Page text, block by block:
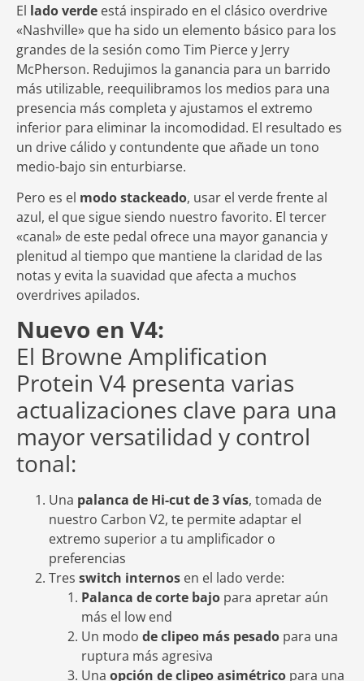
El lado verde está inspirado en el clásico overdrive
«Nashville» que ha sido un elemento básico para los
grandes de la sesión como Tim Pierce y Jerry
McPherson. Redujimos la ganancia para un barrido
más utilizable, reequilibramos los medios para una
presencia más completa y ajustamos el extremo
inferior para eliminar la incomodidad. El resultado es
un drive cálido y contundente que añade un tono
medio-bajo sin enturbiarse.
Pero es el modo stackeado, usar el verde frente al
azul, el que sigue siendo nuestro favorito. El tercer
«canal» de este pedal ofrece una mayor ganancia y
plenitud al tiempo que mantiene la claridad de las
notas y evita la suavidad que afecta a muchos
overdrives apilados.
Nuevo en V4:
El Browne Amplification
Protein V4 presenta varias
actualizaciones clave para una
mayor versatilidad y control
tonal:
Una palanca de Hi-cut de 3 vías, tomada de
nuestro Carbon V2, te permite adaptar el
extremo superior a tu amplificador o
preferencias
Tres switch internos en el lado verde:
Palanca de corte bajo para apretar aún
más el low end
Un modo de clipeo más pesado para una
ruptura más agresiva
Una opción de clipeo asimétrico para una